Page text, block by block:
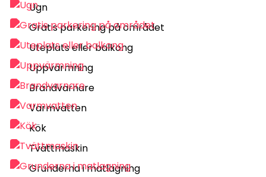
Ugn
Gratis parkering på området
Uteplats eller balkong
Uppvärmning
Brandvarnare
Varmvatten
Kök
Tvättmaskin
Grunderna i matlagning